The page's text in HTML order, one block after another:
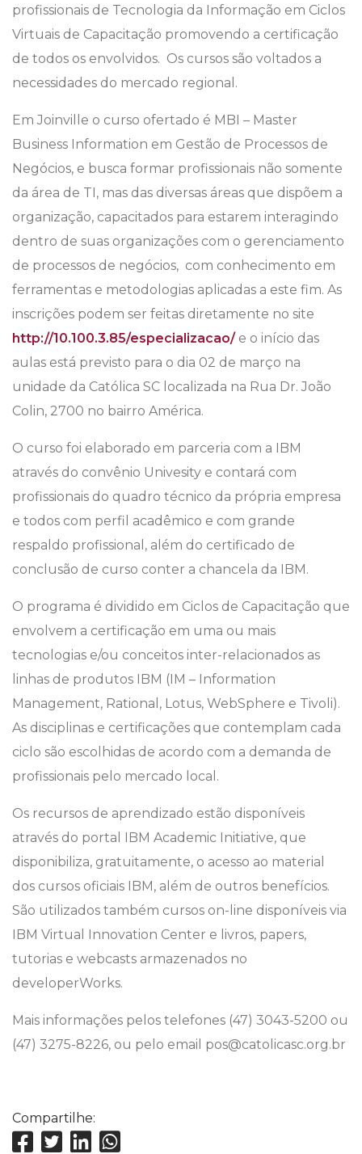
profissionais de Tecnologia da Informação em Ciclos
Virtuais de Capacitação promovendo a certificação
de todos os envolvidos. Os cursos são voltados a
necessidades do mercado regional.
Em Joinville o curso ofertado é MBI – Master
Business Information em Gestão de Processos de
Negócios, e busca formar profissionais não somente
da área de TI, mas das diversas áreas que dispõem a
organização, capacitados para estarem interagindo
dentro de suas organizações com o gerenciamento
de processos de negócios, com conhecimento em
ferramentas e metodologias aplicadas a este fim. As
inscrições podem ser feitas diretamente no site
http://10.100.3.85/especializacao/ e o início das
aulas está previsto para o dia 02 de março na
unidade da Católica SC localizada na Rua Dr. João
Colin, 2700 no bairro América.
O curso foi elaborado em parceria com a IBM
através do convênio Univesity e contará com
profissionais do quadro técnico da própria empresa
e todos com perfil acadêmico e com grande
respaldo profissional, além do certificado de
conclusão de curso conter a chancela da IBM.
O programa é dividido em Ciclos de Capacitação que
envolvem a certificação em uma ou mais
tecnologias e/ou conceitos inter-relacionados as
linhas de produtos IBM (IM – Information
Management, Rational, Lotus, WebSphere e Tivoli).
As disciplinas e certificações que contemplam cada
ciclo são escolhidas de acordo com a demanda de
profissionais pelo mercado local.
Os recursos de aprendizado estão disponíveis
através do portal IBM Academic Initiative, que
disponibiliza, gratuitamente, o acesso ao material
dos cursos oficiais IBM, além de outros benefícios.
São utilizados também cursos on-line disponíveis via
IBM Virtual Innovation Center e livros, papers,
tutorias e webcasts armazenados no
developerWorks.
Mais informações pelos telefones (47) 3043-5200 ou
(47) 3275-8226, ou pelo email pos@catolicasc.org.br
Compartilhe: